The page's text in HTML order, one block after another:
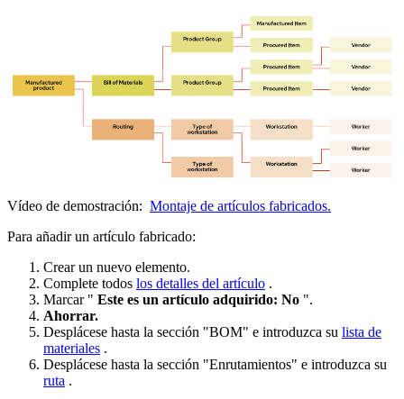
Vídeo de demostración: Montaje de artículos fabricados.
Para añadir un artículo fabricado:
Crear un nuevo elemento.
Complete todos los detalles del artículo .
Marcar " Este es un artículo adquirido: No ".
Ahorrar.
Desplácese hasta la sección "BOM" e introduzca su lista de
materiales .
Desplácese hasta la sección "Enrutamientos" e introduzca su
ruta .